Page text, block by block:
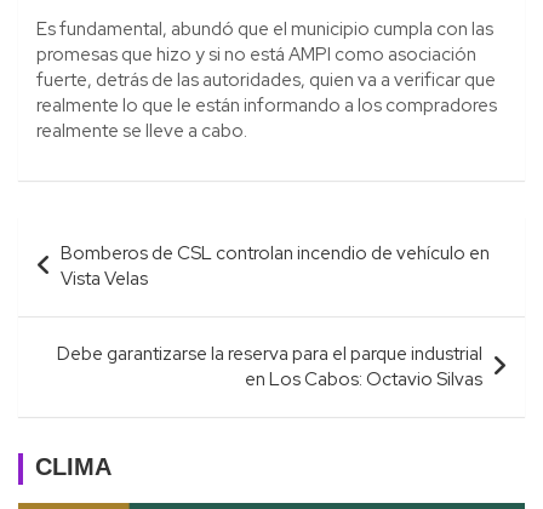
Es fundamental, abundó que el municipio cumpla con las
promesas que hizo y si no está AMPI como asociación
fuerte, detrás de las autoridades, quien va a verificar que
realmente lo que le están informando a los compradores
realmente se lleve a cabo.
Navegación
de
entradas
Bomberos de CSL controlan incendio de vehículo en
Vista Velas
Debe garantizarse la reserva para el parque industrial
en Los Cabos: Octavio Silvas
CLIMA